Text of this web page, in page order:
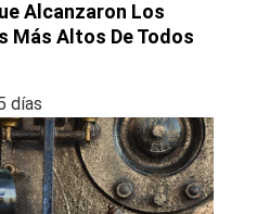
Alcanzaron Los
Más Altos De Todos
días